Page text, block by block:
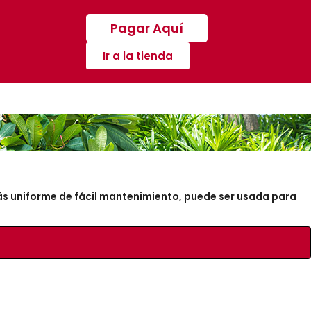
Pagar Aquí
Ir a la tienda
uniforme de fácil mantenimiento, puede ser usada para